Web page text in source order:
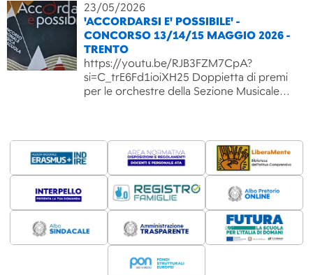
23/05/2026
'ACCORDARSI E' POSSIBILE' -
CONCORSO 13/14/15 MAGGIO 2026 -
TRENTO
https://youtu.be/RJB3FZM7CpA?
si=C_trE6Fd1ioiXH25 Doppietta di premi
per le orchestre della Sezione Musicale…